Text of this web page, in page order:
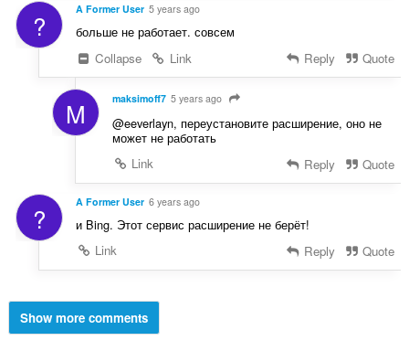
? A Former User 5 years ago
больше не работает. совсем
Collapse
Link Reply Quote
M maksimoff7 5 years ago
@eeverlayn, переустановите расширение, оно не
может не работать
Link
Reply Quote
? A Former User 6 years ago
и Bing. Этот сервис расширение не берёт!
Link
Reply Quote
Show more comments